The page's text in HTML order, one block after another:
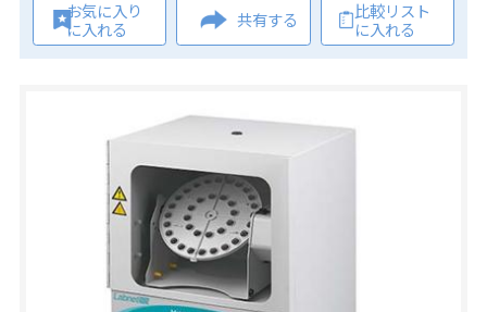
お気に入り
に入れる
共有する
比較リスト
に入れる